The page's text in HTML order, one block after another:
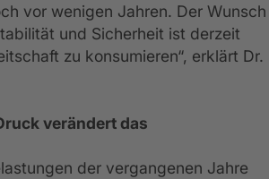
vor wenigen Jahren. Der Wunsch
und Sicherheit ist derzeit
zu konsumieren“, erklärt Dr.
verändert das
der vergangenen Jahre